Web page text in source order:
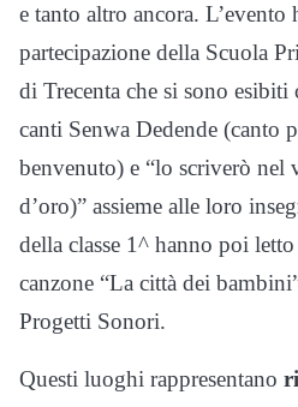
e tanto altro ancora. L’evento
partecipazione della Scuola
di Trecenta che si sono esibiti
canti Senwa Dedende (canto
benvenuto) e “lo scriverò
d’oro)” assieme alle loro
della classe 1^ hanno poi
canzone “La città dei
Progetti Sonori.
Questi luoghi rappresentano